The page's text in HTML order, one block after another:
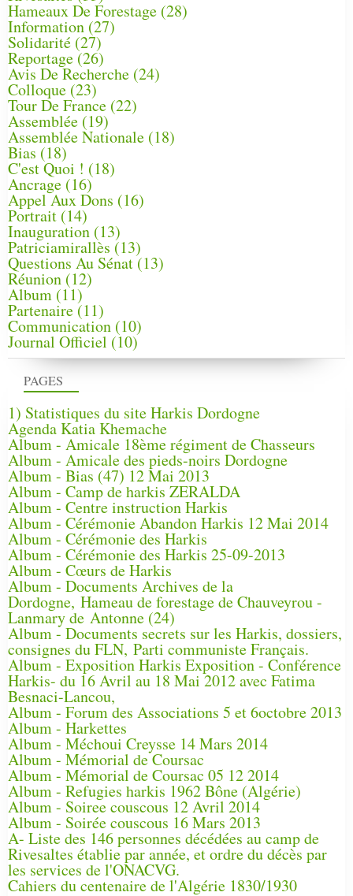
PAGES
1) Statistiques du site Harkis Dordogne
Agenda Katia Khemache
Album - Amicale 18ème régiment de Chasseurs
Album - Amicale des pieds-noirs Dordogne
Album - Bias (47) 12 Mai 2013
Album - Camp de harkis ZERALDA
Album - Centre instruction Harkis
Album - Cérémonie Abandon Harkis 12 Mai 2014
Album - Cérémonie des Harkis
Album - Cérémonie des Harkis 25-09-2013
Album - Cœurs de Harkis
Album - Documents Archives de la
Dordogne, Hameau de forestage de Chauveyrou -
Lanmary de Antonne (24)
Album - Documents secrets sur les Harkis, dossiers,
consignes du FLN, Parti communiste Français.
Album - Exposition Harkis Exposition - Conférence
Harkis- du 16 Avril au 18 Mai 2012 avec Fatima
Besnaci-Lancou,
Album - Forum des Associations 5 et 6octobre 2013
Album - Harkettes
Album - Méchoui Creysse 14 Mars 2014
Album - Mémorial de Coursac
Album - Mémorial de Coursac 05 12 2014
Album - Refugies harkis 1962 Bône (Algérie)
Album - Soiree couscous 12 Avril 2014
Album - Soirée couscous 16 Mars 2013
A- Liste des 146 personnes décédées au camp de
Rivesaltes établie par année, et ordre du décès par
les services de l'ONACVG.
Cahiers du centenaire de l'Algérie 1830/1930
Hameaux De Forestage (28)
Information (27)
Solidarité (27)
Reportage(26)
Avis De Recherche (24)
Colloque (23)
Tour De France (22)
Assemblée (19)
Assemblée Nationale (18)
Bias (18)
C'est Quoi ! (18)
Ancrage (16)
Appel Aux Dons (16)
Portrait (14)
Inauguration (13)
Patriciamirallès (13)
Questions Au Sénat(13)
Réunion (12)
Album (11)
Partenaire(11)
Communication (10)
Journal Officiel (10)